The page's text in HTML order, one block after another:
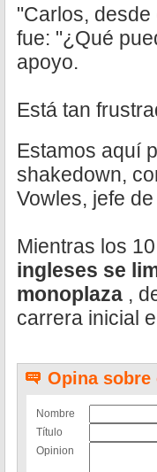
"Carlos,
fue: "¿Qué
apoyo.
Está tan
Estamos aquí
shakedown,
Vowles, jefe
Mientras los
ingleses se
monoplaza ,
carrera inicial
Opina
Nombre
Título
Opinion